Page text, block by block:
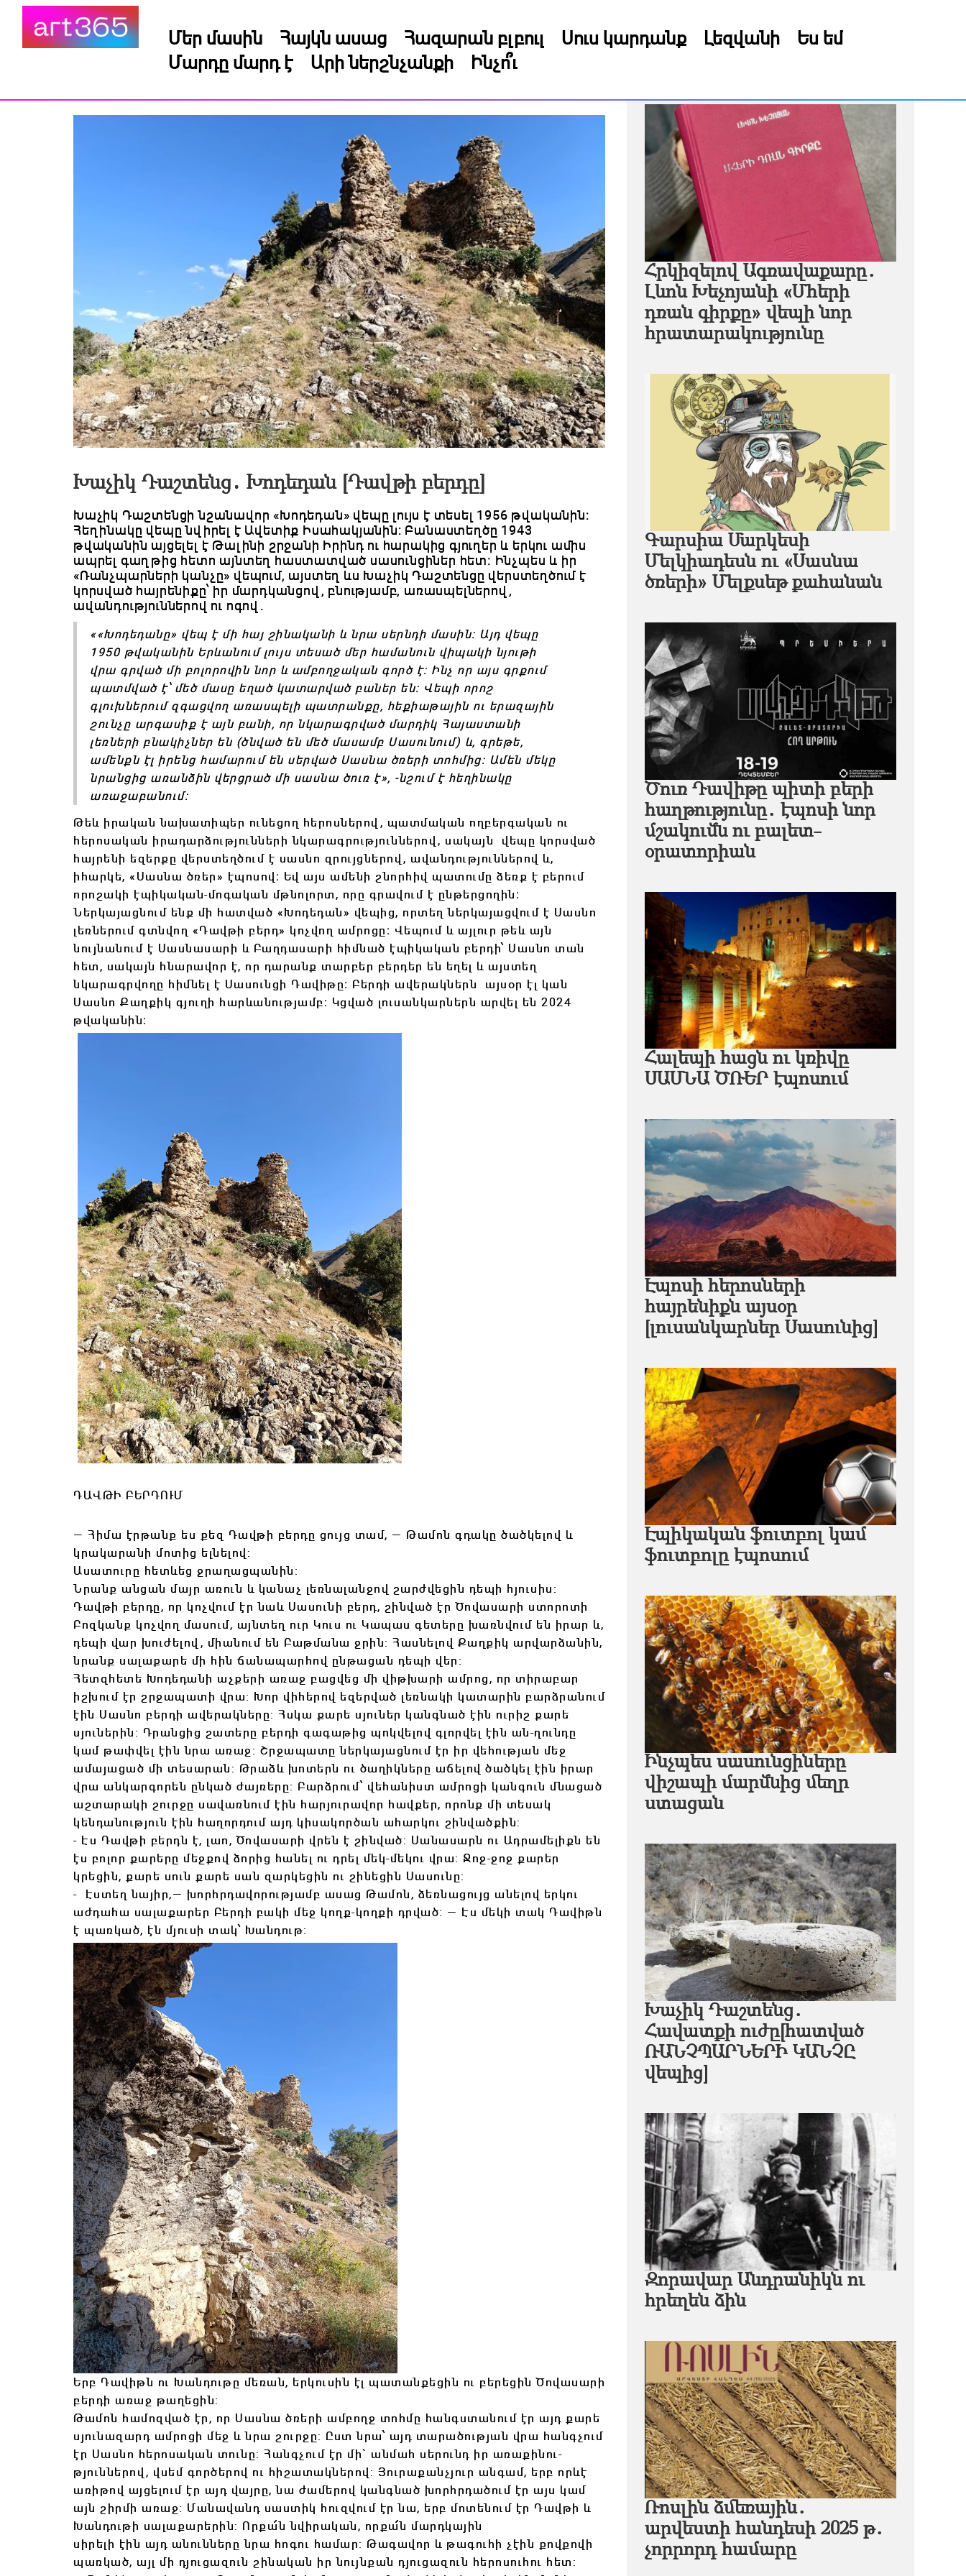
Մեր մասին Հայկն ասաց Հազարան բլբուլ Սուս կարդանք Լեզվանի
Ես եմ
Մարդը մարդ է
Արի ներշնչանքի Ինչո՞ւ
Խաչիկ Դաշտենց․ Խոդեդան [Դավթի բերդը]
Խաչիկ Դաշտենցի նշանավոր «Խոդեդան» վեպը լույս է տեսել 1956 թվականին։
Հեղինակը վեպը նվիրել է Ավետիք Իսահակյանին: Բանաստեղծը 1943
թվականին այցելել է Թալինի շրջանի Իրինդ ու հարակից գյուղեր և երկու ամիս
ապրել գաղթից հետո այնտեղ հաստատված սասունցիներ հետ։ Ինչպես և իր
«Ռանչպարների կանչը» վեպում, այստեղ ևս Խաչիկ Դաշտենցը վերստեղծում է
կորսված հայրենիքը՝ իր մարդկանցով, բնությամբ, առասպելներով,
ավանդություններով ու ոգով.
««Խոդեդանը» վեպ է մի հայ շինականի և նրա սերնդի մասին: Այդ վեպը
1950 թվականին Երևանում լույս տեսած մեր համանուն վիպակի նյութի
վրա գրված մի բոլորովին նոր և ամբողջական գործ է: Ինչ որ այս գրքում
պատմված է՝ մեծ մասը եղած կատարված բաներ են: Վեպի որոշ
գլուխներում զգացվող առասպելի պատրանքը, հեքիաթային ու երազային
շունչը արգասիք է այն բանի, որ նկարագրված մարդիկ Հայաստանի
լեռների բնակիչներ են (ծնված են մեծ մասամբ Սասունում) և, գրեթե,
ամենքն էլ իրենց համարում են սերված Սասնա ծռերի տոհմից: Ամեն մեկը
նրանցից առանձին վերցրած մի սասնա ծուռ է», -նշում է հեղինակը
առաջաբանում։
Թեև իրական նախատիպեր ունեցող հերոսներով, պատմական ողբերգական ու
հերոսական իրադարձությունների նկարագրություններով, սակայն վեպը կորսված
հայրենի եզերքը վերստեղծում է սասնո զրույցներով, ավանդություններով և,
իհարկե, «Սասնա ծռեր» էպոսով։ Եվ այս ամենի շնորհիվ պատումը ձեռք է բերում
որոշակի էպիկական-մոգական մթնոլորտ, որը գրավում է ընթերցողին։
Ներկայացնում ենք մի հատված «Խոդեդան» վեպից, որտեղ ներկայացվում է Սասնո
լեռներում գտնվող «Դավթի բերդ» կոչվող ամրոցը։ Վեպում և այլուր թեև այն
նույնանում է Սասնասարի և Բաղդասարի հիմնած էպիկական բերդի՝ Սասնո տան
հետ, սակայն հնարավոր է, որ դարանք տարբեր բերդեր են եղել և այստեղ
նկարագրվողը հիմնել է Սասունցի Դավիթը։ Բերդի ավերակներն այսօր էլ կան
Սասնո Քաղքիկ գյուղի հարևանությամբ։ Կցված լուսանկարներն արվել են 2024
թվականին։
ԴԱՎԹԻ ԲԵՐԴՈՒՄ
— Հիմա էրթանք ես քեզ Դավթի բերդը ցույց տամ, — Թամոն գդակը ծածկելով և
կրակարանի մոտից ելնելով:
Ասատուրը հետևեց ջրաղացպանին:
Նրանք անցան մայր առուն և կանաչ լեռնալանջով շարժվեցին դեպի հյուսիս:
Դավթի բերդը, որ կոչվում էր նաև Սասունի բերդ, շինված էր Ծովասարի ստորոտի
Բոզկանք կոչվող մասում, այնտեղ ուր Կուս ու Կապաս գետերը խառնվում են իրար և,
դեպի վար խուժելով, միանում են Բաթմանա ջրին: Հասնելով Քաղքիկ արվարձանին,
նրանք սալաքարե մի հին ճանապարհով ընթացան դեպի վեր:
Հետզհետե Խոդեդանի աչքերի առաջ բացվեց մի վիթխարի ամրոց, որ տիրաբար
իշխում էր շրջապատի վրա: Խոր վիհերով եզերված լեռնակի կատարին բարձրանում
էին Սասնո բերդի ավերակները: Հսկա քարե սյուներ կանգնած էին ուրիշ քարե
սյուներին: Դրանցից շատերը բերդի գագաթից պոկվելով գլորվել էին ան-ղունդը
կամ թափվել էին նրա առաջ: Շրջապատը ներկայացնում էր իր վեհության մեջ
ամայացած մի տեսարան: Թրաձև խոտերն ու ծաղիկները աճելով ծածկել էին իրար
վրա անկարգորեն ընկած ժայռերը: Բարձրում՝ վեհանիստ ամրոցի կանգուն մնացած
աշտարակի շուրջը սավառնում էին հարյուրավոր հավքեր, որոնք մի տեսակ
կենդանություն էին հաղորդում այդ կիսակործան ահարկու շինվածքին:
- Էս Դավթի բերդն է, լաո, Ծովասարի վրեն է շինված: Սանասարն ու Ադրամելիքն են
էս բոլոր քարերը մեջքով ձորից հանել ու դրել մեկ-մեկու վրա: Ջոջ-ջոջ քարեր
կրեցին, քարե սուն քարե սան զարկեցին ու շինեցին Սասունը:
- Էստեղ նայիր,— խորհրդավորությամբ ասաց Թամոն, ձեռնացույց անելով երկու
աժդահա սալաքարեր Բերդի բակի մեջ կողք-կողքի դրված: — Էս մեկի տակ Դավիթն
է պառկած, էն մյուսի տակ՝ Խանդութ:
Երբ Դավիթն ու Խանդութը մեռան, երկուսին էլ պատանքեցին ու բերեցին Ծովասարի
բերդի առաջ թաղեցին:
Թամոն համոզված էր, որ Սասնա ծռերի ամբողջ տոհմը հանգստանում էր այդ քարե
սյունազարդ ամրոցի մեջ և նրա շուրջը: Ըստ նրա՝ այդ տարածության վրա հանգչում
էր Սասնո հերոսական տունը: Հանգչում էր մի` անմահ սերունդ իր առաքինու-
թյուններով, վսեմ գործերով ու հիշատակներով: Յուրաքանչյուր անգամ, երբ որևէ
առիթով այցելում էր այդ վայրը, նա ժամերով կանգնած խորհրդածում էր այս կամ
այն շիրմի առաջ: Մանավանդ սաստիկ հուզվում էր նա, երբ մոտենում էր Դավթի և
Խանդութի սալաքարերին: Որքա՜ն նվիրական, որքա՜ն մարդկային
սիրելի էին այդ անունները նրա հոգու համար: Թագավոր և թագուհի չէին քովքովի
պառկած, այլ մի դյուցազուն շինական իր նույնքան դյուցազուն հերոսուհու հետ:
Հրկիզելով Ագռավաքարը․
Լևոն Խեչոյանի «Մհերի
դռան գիրքը» վեպի նոր
հրատարակությունը
Գարսիա Մարկեսի
Մելկիադեսն ու «Սասնա
ծռերի» Մելքսեթ քահանան
Ծուռ Դավիթը պիտի բերի
հաղթությունը․ էպոսի նոր
մշակումն ու բալետ-
օրատորիան
Հալեպի հացն ու կռիվը
ՍԱՍՆԱ ԾՌԵՐ էպոսում
Էպոսի հերոսների
հայրենիքն այսօր
[լուսանկարներ Սասունից]
Էպիկական ֆուտբոլ կամ
ֆուտբոլը էպոսում
Ինչպես սասունցիները
վիշապի մարմնից մեղր
ստացան
Խաչիկ Դաշտենց․
Հավատքի ուժը[հատված
ՌԱՆՉՊԱՐՆԵՐԻ ԿԱՆՉԸ
վեպից]
Զորավար Անդրանիկն ու
հրեղեն ձին
Ռոսլին ձմեռային․
արվեստի հանդեսի 2025 թ․
չորրորդ համարը